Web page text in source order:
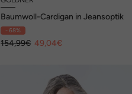
Baumwoll-Cardigan in Jeansoptik
- 68%
154,99€ 49,04€